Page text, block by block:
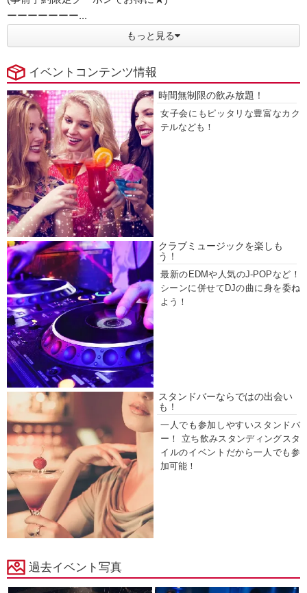
ーーーーーーー...
もっと見る
イベントコンテンツ情報
時間無制限の飲み放題！
女子会にもピッタリな豊富なカク
テルなども！
クラブミュージックを楽しも
う！
最新のEDMや人気のJ-POPなど！
シーンに併せてDJの曲に身を委ね
よう！
スタンドバーならではの出会い
も！
一人でも参加しやすいスタンドバ
ー！ 立ち飲みスタンディングスタ
イルのイベントだから一人でも参
加可能！
過去イベント写真